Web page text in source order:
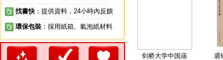
找書快 ：提供資料，24小時內反饋
環保包裝 ：採用紙箱、氣泡紙材料
剑桥大学中国庙 裘